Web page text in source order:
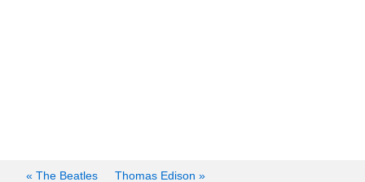
« The Beatles Thomas Edison »